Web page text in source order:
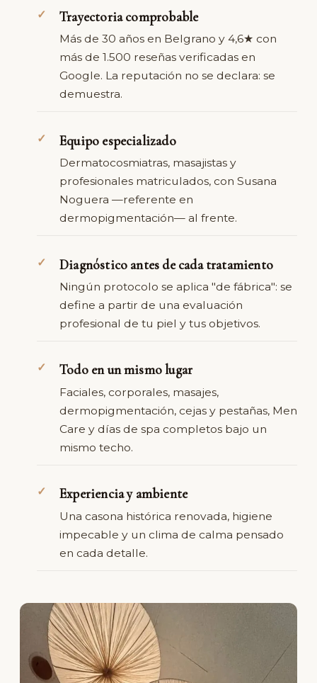
Trayectoria comprobable
Más de 30 años en Belgrano y 4,6★ con
más de 1.500 reseñas verificadas en
Google. La reputación no se declara: se
demuestra.
Equipo especializado
Dermatocosmiatras, masajistas y
profesionales matriculados, con Susana
Noguera —referente en
dermopigmentación— al frente.
Diagnóstico antes de cada tratamiento
Ningún protocolo se aplica "de fábrica": se
define a partir de una evaluación
profesional de tu piel y tus objetivos.
Todo en un mismo lugar
Faciales, corporales, masajes,
dermopigmentación, cejas y pestañas, Men
Care y días de spa completos bajo un
mismo techo.
Experiencia y ambiente
Una casona histórica renovada, higiene
impecable y un clima de calma pensado
en cada detalle.